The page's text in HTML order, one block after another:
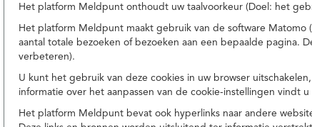
Het platform Meldpunt onthoudt uw taalvoorkeur (Doel: het
Het platform Meldpunt maakt gebruik van de software
aantal totale bezoeken of bezoeken aan een bepaalde
verbeteren).
U kunt het gebruik van deze cookies in uw browser
informatie over het aanpassen van de cookie-instellingen vindt
Het platform Meldpunt bevat ook hyperlinks naar andere